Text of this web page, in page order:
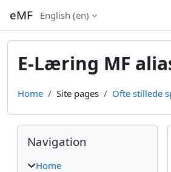
eMF English ‎(en)‎
E-Læring MF
Home Site pages Ofte stillede
Blocks
Skip Navigation
Navigation
Home